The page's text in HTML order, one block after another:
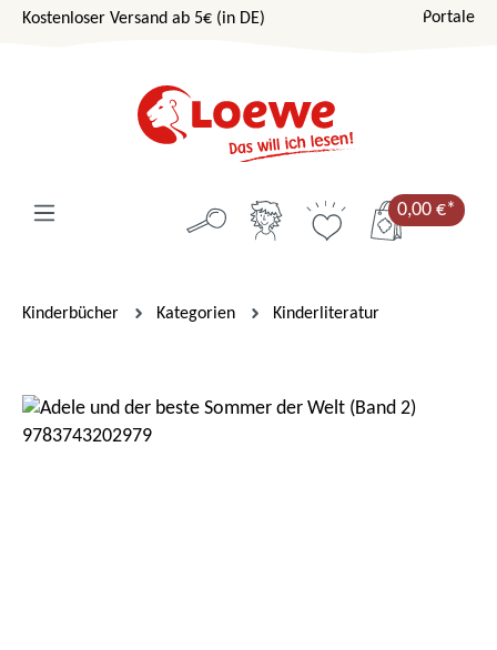
Zum Hauptinhalt springen
Kostenloser Versand ab 5€ (in DE) Portale
0,00 €*
Kinderbücher Kategorien Kinderliteratur
Bildergalerie überspringen